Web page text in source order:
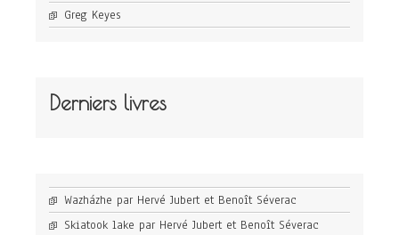
Greg Keyes
Derniers livres
Wazházhe par Hervé Jubert et Benoît Séverac
Skiatook lake par Hervé Jubert et Benoît Séverac